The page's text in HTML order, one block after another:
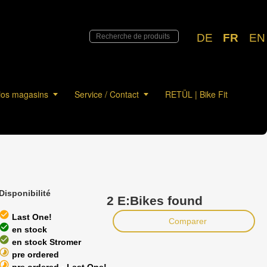
DE FR EN
magasins Service / Contact RETÜL | Bike Fit
Disponibilité
check_circle Last One!
check_circle en stock
check_circle en stock Stromer
timelapse pre ordered
timelapse
2 E:Bikes found
Comparer